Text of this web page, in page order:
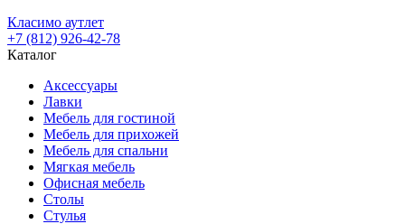
Класимо аутлет
+7 (812) 926-42-78
Каталог
Аксессуары
Лавки
Мебель для гостиной
Мебель для прихожей
Мебель для спальни
Мягкая мебель
Офисная мебель
Столы
Стулья